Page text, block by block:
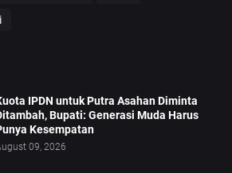
IPDN untuk Putra Asahan Diminta
Bupati: Generasi Muda Harus
Kesempatan
09, 2026